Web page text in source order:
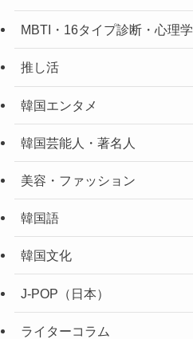
MBTI・16タイプ診断・心理学
推し活
韓国エンタメ
韓国芸能人・著名人
美容・ファッション
韓国語
韓国文化
J-POP（日本）
ライターコラム